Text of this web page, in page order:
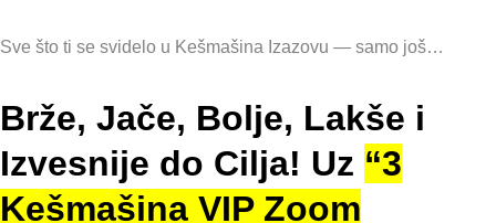
Sve što ti se svidelo u Kešmašina Izazovu — samo još…
Brže, Jače, Bolje, Lakše i
Izvesnije do Cilja! Uz “3
Kešmašina VIP Zoom